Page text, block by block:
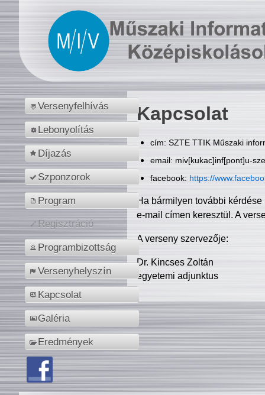
Versenyfelhívás
Lebonyolítás
Díjazás
Szponzorok
Program
Regisztráció
Programbizottság
Versenyhelyszín
Kapcsolat
Galéria
Eredmények
Kapcsolat
cím: SZTE TTIK Műszaki
email: miv[kukac]inf[pont]u-
facebook: https://
Ha bármilyen további
e-mail címen keresztül. A
A verseny szervezője:
Dr. Kincses Zoltán
egyetemi adjunktus